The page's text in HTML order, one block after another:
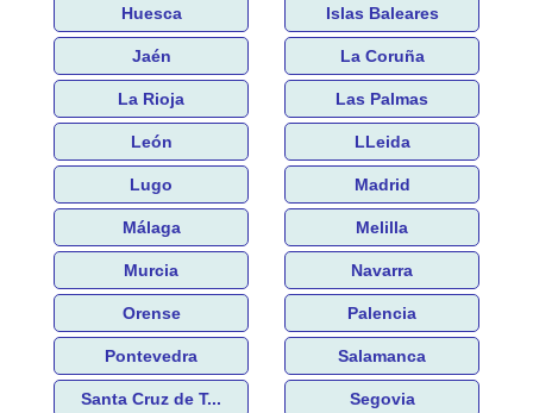
Huesca Islas Baleares
Jaén La Coruña
La Rioja Las Palmas
León LLeida
Lugo Madrid
Málaga Melilla
Murcia Navarra
Orense Palencia
Pontevedra Salamanca
Santa Cruz de T... Segovia